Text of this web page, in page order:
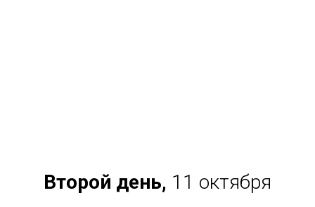
Второй день, 11 октября